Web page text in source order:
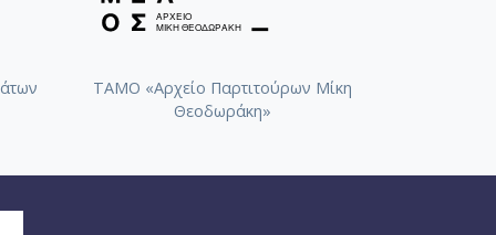
ΤΑΜΟ «Αρχείο Παρτιτούρων Μίκη
Θεοδωράκη»